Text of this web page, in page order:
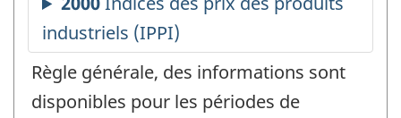
Règle générale, des informations sont
disponibles pour les périodes de